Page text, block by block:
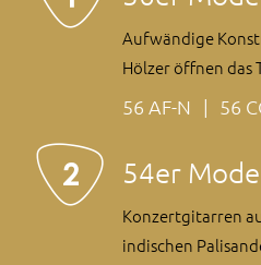
Auf­wändige
Hölzer öffnen das
56 AF-N 56
54er
Konzert­gitarren
indischen